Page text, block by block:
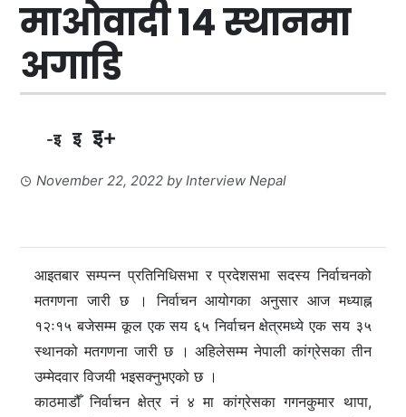
माओवादी १४ स्थानमा
अगाडि
-इ इ इ+
November 22, 2022 byInterview Nepal
आइतबार सम्पन्न प्रतिनिधिसभा र प्रदेशसभा सदस्य निर्वाचनको
मतगणना जारी छ । निर्वाचन आयोगका अनुसार आज मध्याह्न
१२ः१५ बजेसम्म कूल एक सय ६५ निर्वाचन क्षेत्रमध्ये एक सय ३५
स्थानको मतगणना जारी छ । अहिलेसम्म नेपाली कांग्रेसका तीन
उम्मेदवार विजयी भइसक्नुभएको छ ।
काठमाडौँ निर्वाचन क्षेत्र नं ४ मा कांग्रेसका गगनकुमार थापा,